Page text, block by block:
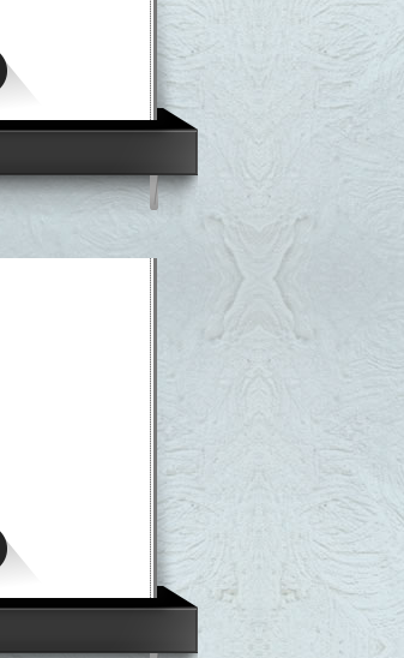
PDFで閲覧する
PDFで閲覧する